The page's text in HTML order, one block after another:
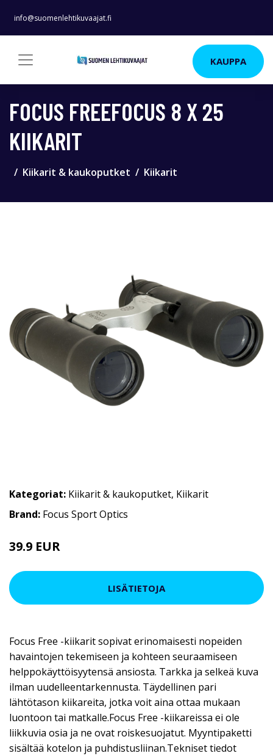
info@suomenlehtikuvaajat.fi
KAUPPA
FOCUS FREEFOCUS 8 X 25
KIIKARIT
Kiikarit & kaukoputket Kiikarit
Kategoriat: Kiikarit & kaukoputket, Kiikarit
Brand: Focus Sport Optics
39.9 EUR
LISÄTIETOJA
Focus Free -kiikarit sopivat erinomaisesti nopeiden
havaintojen tekemiseen ja kohteen seuraamiseen
helppokäyttöisyytensä ansiosta. Tarkka ja selkeä kuva
ilman uudelleentarkennusta. Täydellinen pari
lähtötason kiikareita, jotka voit aina ottaa mukaan
luontoon tai matkalle.Focus Free -kiikareissa ei ole
liikkuvia osia ja ne ovat roiskesuojatut. Myyntipaketti
sisältää kotelon ja puhdistusliinan.Tekniset tiedot